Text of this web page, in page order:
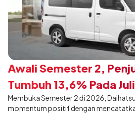
Awali Semester 2,
Tumbuh 13,6% Pada
Membuka Semester 2 di 2026,
momentum positif dengan